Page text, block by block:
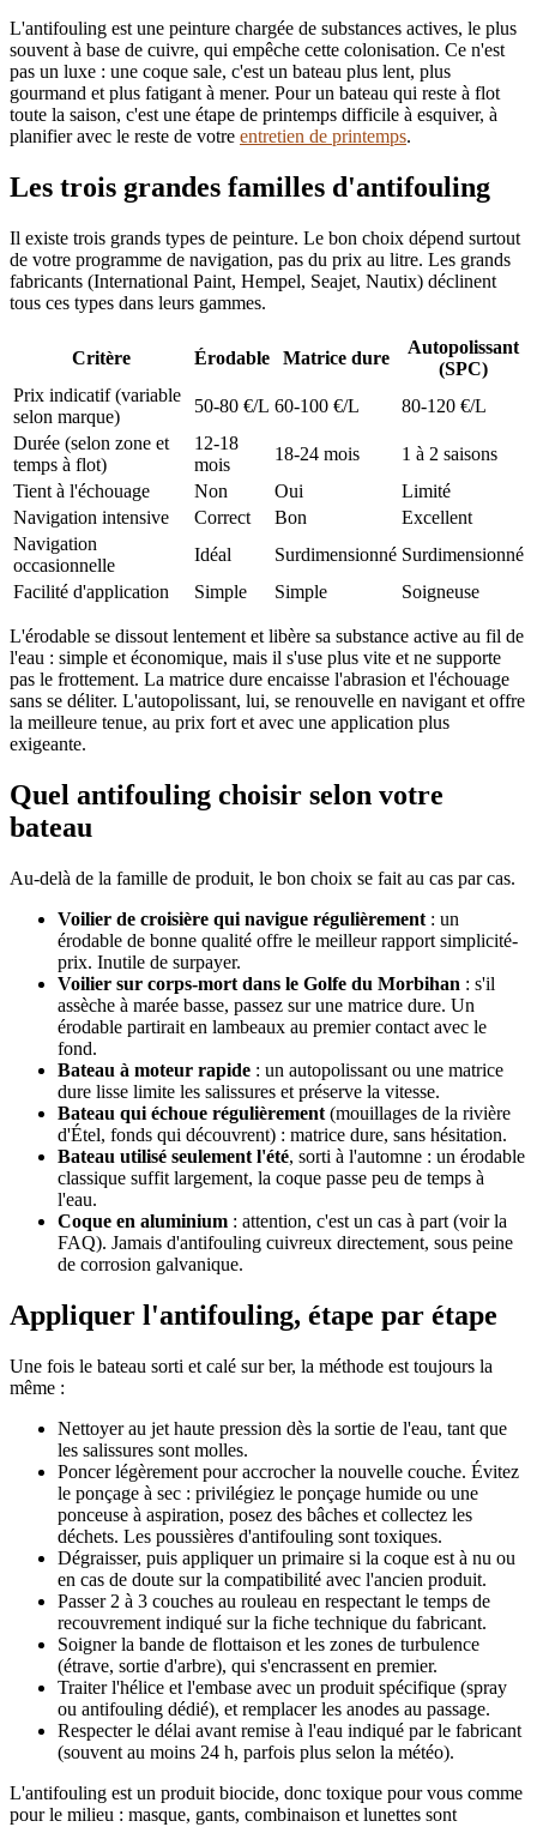
L'antifouling est une peinture chargée de substances actives, le plus
souvent à base de cuivre, qui empêche cette colonisation. Ce n'est
pas un luxe : une coque sale, c'est un bateau plus lent, plus
gourmand et plus fatigant à mener. Pour un bateau qui reste à flot
toute la saison, c'est une étape de printemps difficile à esquiver, à
planifier avec le reste de votre entretien de printemps.
Les trois grandes familles d'antifouling
Il existe trois grands types de peinture. Le bon choix dépend surtout
de votre programme de navigation, pas du prix au litre. Les grands
fabricants (International Paint, Hempel, Seajet, Nautix) déclinent
tous ces types dans leurs gammes.
Critère Érodable Matrice dure
Autopolissant
(SPC)
Prix indicatif (variable
selon marque)
50-80 €/L 60-100 €/L
80-120 €/L
Durée (selon zone et
temps à flot)
12-18
mois
18-24 mois
1 à 2 saisons
Tient à l'échouage
Non Oui
Limité
Navigation intensive
Correct Bon
Excellent
Navigation
occasionnelle
Idéal Surdimensionné Surdimensionné
Facilité d'application
Simple Simple Soigneuse
L'érodable se dissout lentement et libère sa substance active au fil de
l'eau : simple et économique, mais il s'use plus vite et ne supporte
pas le frottement. La matrice dure encaisse l'abrasion et l'échouage
sans se déliter. L'autopolissant, lui, se renouvelle en navigant et offre
la meilleure tenue, au prix fort et avec une application plus
exigeante.
Quel antifouling choisir selon votre
bateau
Au-delà de la famille de produit, le bon choix se fait au cas par cas.
Voilier de croisière qui navigue régulièrement : un
érodable de bonne qualité offre le meilleur rapport simplicité-
prix. Inutile de surpayer.
Voilier sur corps-mort dans le Golfe du Morbihan : s'il
assèche à marée basse, passez sur une matrice dure. Un
érodable partirait en lambeaux au premier contact avec le
fond.
Bateau à moteur rapide : un autopolissant ou une matrice
dure lisse limite les salissures et préserve la vitesse.
Bateau qui échoue régulièrement (mouillages de la rivière
d'Étel, fonds qui découvrent) : matrice dure, sans hésitation.
Bateau utilisé seulement l'été, sorti à l'automne : un érodable
classique suffit largement, la coque passe peu de temps à
l'eau.
Coque en aluminium : attention, c'est un cas à part (voir la
FAQ). Jamais d'antifouling cuivreux directement, sous peine
de corrosion galvanique.
Appliquer l'antifouling, étape par étape
Une fois le bateau sorti et calé sur ber, la méthode est toujours la
même :
Nettoyer au jet haute pression dès la sortie de l'eau, tant que
les salissures sont molles.
Poncer légèrement pour accrocher la nouvelle couche. Évitez
le ponçage à sec : privilégiez le ponçage humide ou une
ponceuse à aspiration, posez des bâches et collectez les
déchets. Les poussières d'antifouling sont toxiques.
Dégraisser, puis appliquer un primaire si la coque est à nu ou
en cas de doute sur la compatibilité avec l'ancien produit.
Passer 2 à 3 couches au rouleau en respectant le temps de
recouvrement indiqué sur la fiche technique du fabricant.
Soigner la bande de flottaison et les zones de turbulence
(étrave, sortie d'arbre), qui s'encrassent en premier.
Traiter l'hélice et l'embase avec un produit spécifique (spray
ou antifouling dédié), et remplacer les anodes au passage.
Respecter le délai avant remise à l'eau indiqué par le fabricant
(souvent au moins 24 h, parfois plus selon la météo).
L'antifouling est un produit biocide, donc toxique pour vous comme
pour le milieu : masque, gants, combinaison et lunettes sont